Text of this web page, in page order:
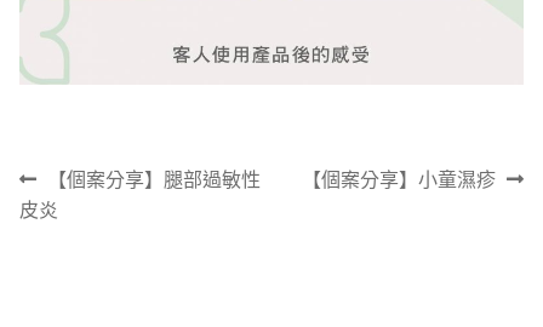
文
章
導
上
一
【個案分享】腿部過敏性
皮炎
下
【個案分享】小童濕疹